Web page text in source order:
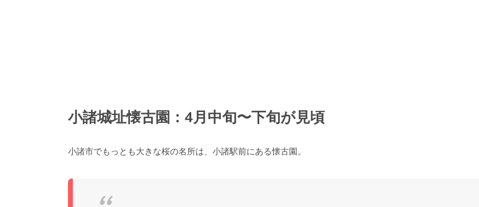
小諸城址懐古園：4月中旬〜下旬が見頃
小諸市でもっとも大きな桜の名所は、小諸駅前にある懐古園。